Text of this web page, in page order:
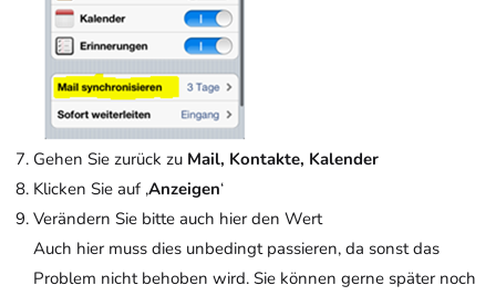
Gehen Sie zurück zu Mail, Kontakte, Kalender
Klicken Sie auf ‚Anzeigen‘
Verändern Sie bitte auch hier den Wert
Auch hier muss dies unbedingt passieren, da sonst das
Problem nicht behoben wird. Sie können gerne später noch